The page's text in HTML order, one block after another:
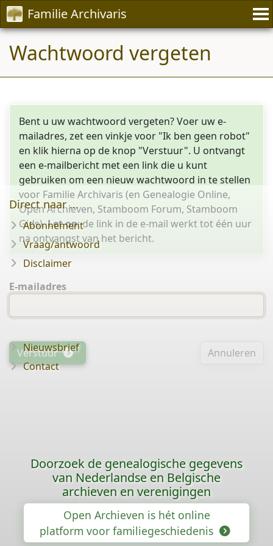
Familie Archivaris
Wachtwoord vergeten
Bent u uw wachtwoord vergeten? Voer uw e-
mailadres, zet een vinkje voor "Ik ben geen robot"
en klik hierna op de knop "Verstuur". U ontvangt
een e-mailbericht met een link die u kunt
gebruiken om een nieuw wachtwoord in te stellen
voor Familie Archivaris (en Genealogie Online,
Open Archieven, Stamboom Forum, Stamboom
Gids).Let op: de link in de e-mail werkt tot één uur
na ontvangst van het bericht.
E-mailadres
Verstuur Annuleren
Direct naar ...
Abonnement
Vraag/antwoord
Disclaimer
Nieuwsbrief
Contact
Doorzoek de genealogische gegevens
van Nederlandse en Belgische
archieven en verenigingen
Open Archieven is hét online
platform voor familiegeschiedenis